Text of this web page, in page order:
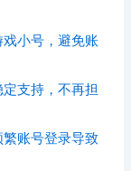
小号，避免账
支持，不再担
账号登录导致